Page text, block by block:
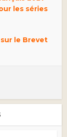
les séries
le Brevet